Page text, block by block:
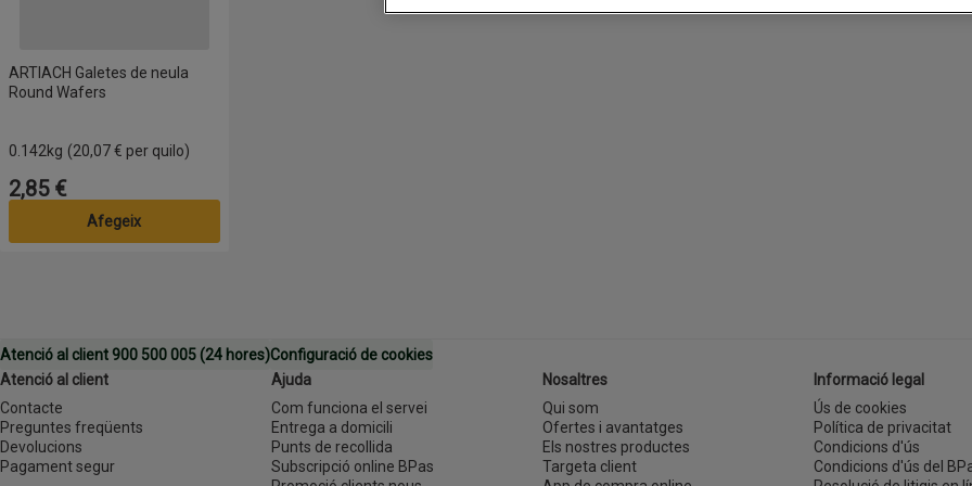
ARTIACH Galetes de neula
Round Wafers
0.142kg (20,07 € per quilo)
Preu
2,85 €
Afegeix
Atenció al client 900 500 005 (24 hores)Configuració de cookies
Atenció al client
Contacte
Preguntes freqüents
Devolucions
Pagament segur
Ajuda
Com funciona el servei
Entrega a domicili
Punts de recollida
Subscripció online BPas
Nosaltres
Qui som
Ofertes i avantatges
Els nostres productes
Targeta client
Informació legal
Ús de cookies
Política de privacitat
Condicions d'ús
Condicions d'ús del